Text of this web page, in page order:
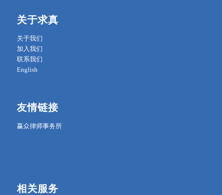
关于求真
关于我们
加入我们
联系我们
English
友情链接
赢众律师事务所
相关服务